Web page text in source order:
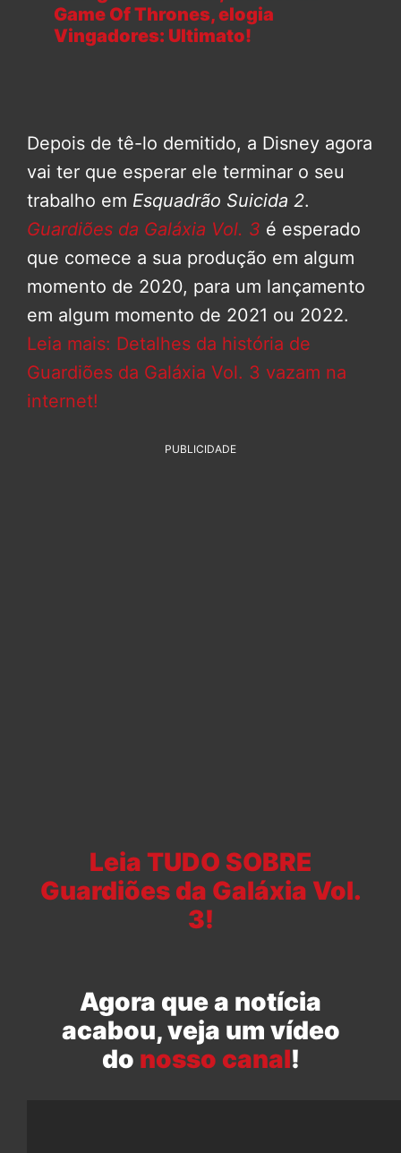
Game Of Thrones, elogia
Vingadores: Ultimato!
Depois de tê-lo demitido, a Disney agora
vai ter que esperar ele terminar o seu
trabalho em Esquadrão Suicida 2.
Guardiões da Galáxia Vol. 3 é esperado
que comece a sua produção em algum
momento de 2020, para um lançamento
em algum momento de 2021 ou 2022.
Leia mais: Detalhes da história de
Guardiões da Galáxia Vol. 3 vazam na
internet!
PUBLICIDADE
Leia TUDO SOBRE
Guardiões da Galáxia Vol.
3!
Agora que a notícia
acabou, veja um vídeo
do nosso canal!